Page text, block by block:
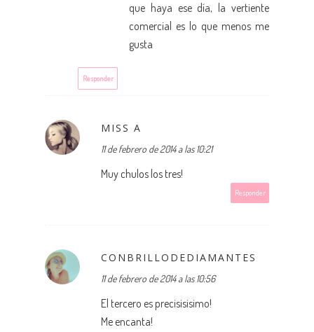
que haya ese día, la vertiente
comercial es lo que menos me
gusta
Responder
MISS A
11 de febrero de 2014 a las 10:21
Muy chulos los tres!
Responder
CONBRILLODEDIAMANTES
11 de febrero de 2014 a las 10:56
El tercero es precisisisimo!
Me encanta!